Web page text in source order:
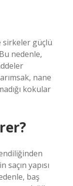
sirkeler güçlü
nedenle,
nane
kokular
yapısı
baş